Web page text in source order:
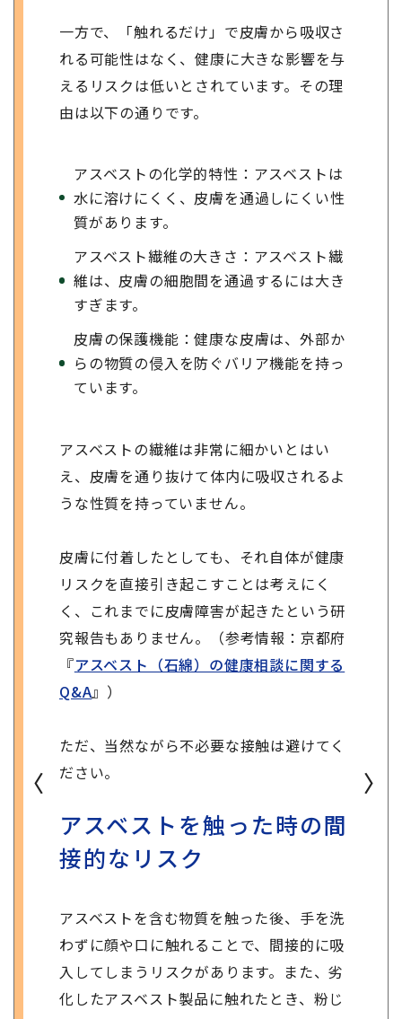
一方で、「触れるだけ」で皮膚から吸収さ
れる可能性はなく、健康に大きな影響を与
えるリスクは低いとされています。その理
由は以下の通りです。
アスベストの化学的特性：アスベストは
水に溶けにくく、皮膚を通過しにくい性
質があります。
アスベスト繊維の大きさ：アスベスト繊
維は、皮膚の細胞間を通過するには大き
すぎます。
皮膚の保護機能：健康な皮膚は、外部か
らの物質の侵入を防ぐバリア機能を持っ
ています。
アスベストの繊維は非常に細かいとはい
え、皮膚を通り抜けて体内に吸収されるよ
うな性質を持っていません。
皮膚に付着したとしても、それ自体が健康
リスクを直接引き起こすことは考えにく
く、これまでに皮膚障害が起きたという研
究報告もありません。（参考情報：京都府
『アスベスト（石綿）の健康相談に関する
Q&A』）
ただ、当然ながら不必要な接触は避けてく
ださい。
アスベストを触った時の間
接的なリスク
アスベストを含む物質を触った後、手を洗
わずに顔や口に触れることで、間接的に吸
入してしまうリスクがあります。また、劣
化したアスベスト製品に触れたとき、粉じ
〈 〉